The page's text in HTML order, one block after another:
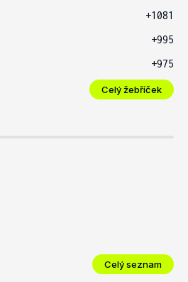
+1081
+995
+975
Celý žebříček
Celý seznam